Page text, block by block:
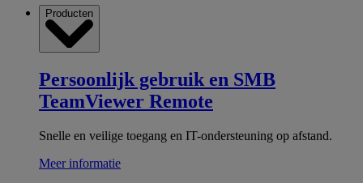
Producten
Persoonlijk gebruik en SMB
TeamViewer Remote
Snelle en veilige toegang en IT-ondersteuning op afstand.
Meer informatie